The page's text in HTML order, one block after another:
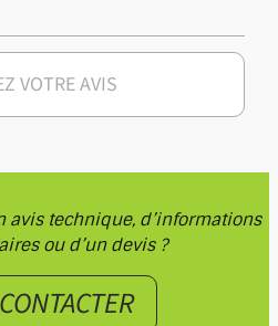
VOTRE AVIS
avis technique, d’informations
ou d’un devis ?